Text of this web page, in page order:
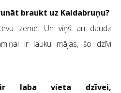
braukt uz Kaldabruņu?
zemē. Un viņš arī daudz
ir lauku mājas, šo dzīvi
ir laba vieta dzīvei,